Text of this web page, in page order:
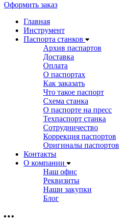
Оформить заказ
Главная
Инструмент
Паспорта станков
Архив паспартов
Доставка
Оплата
О паспортах
Как заказать
Что такое паспорт
Схема станка
О паспорте на пресс
Техпаспорт станка
Сотрудничество
Коррекция паспортов
Оригиналы паспортов
Контакты
О компании
Наш офис
Реквизиты
Наши закупки
Блог